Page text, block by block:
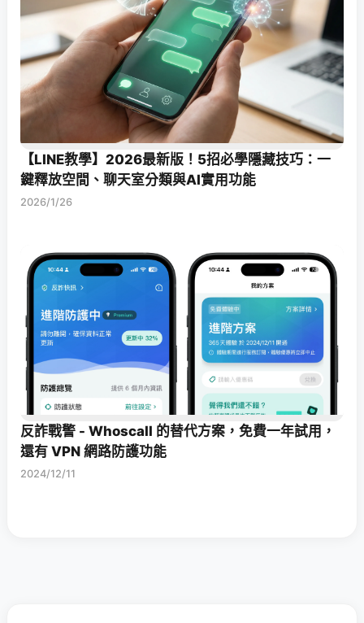
【LINE教學】2026最新版！5招必學隱藏技巧：一
鍵釋放空間、聊天室分類與AI實用功能
2026/1/26
反詐戰警 - Whoscall 的替代方案，免費一年試用，
還有 VPN 網路防護功能
2024/12/11